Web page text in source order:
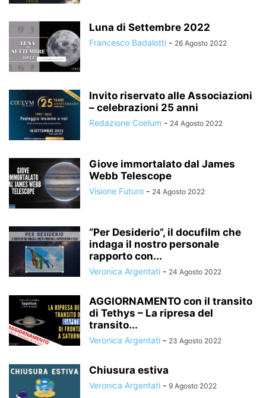
Luna di Settembre 2022
Francesco Badalotti - 26 Agosto 2022
Invito riservato alle Associazioni
– celebrazioni 25 anni
Redazione Coelum - 24 Agosto 2022
Giove immortalato dal James
Webb Telescope
Visione Futuro - 24 Agosto 2022
“Per Desiderio”, il docufilm che
indaga il nostro personale
rapporto con...
Veronica Argentati - 24 Agosto 2022
AGGIORNAMENTO con il transito
di Tethys – La ripresa del
transito...
Veronica Argentati - 23 Agosto 2022
Chiusura estiva
Veronica Argentati - 9 Agosto 2022